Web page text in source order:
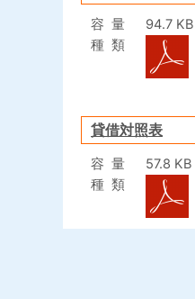
容量
94.7 KB
種類
貸借対照表
容量
57.8 KB
種類